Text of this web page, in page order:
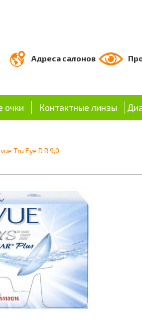
Адреса салонов
очки Контактные линзы
Tru Eye D R 9,0